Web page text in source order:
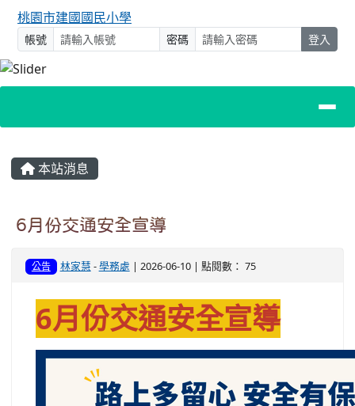
桃園市建國國民小學
帳號 密碼 登入
主內容區域
本站消息
6月份交通安全宣導
公告 林家慧 -學務處 | 2026-06-10 | 點閱數： 75
6月份交通安全宣導